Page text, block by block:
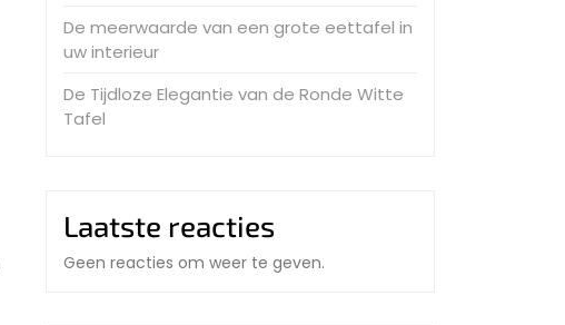
De meerwaarde van een grote eettafel in
uw interieur
De Tijdloze Elegantie van de Ronde Witte
Tafel
Laatste reacties
Geen reacties om weer te geven.